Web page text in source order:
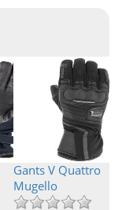
Gants V Quattro
Mugello